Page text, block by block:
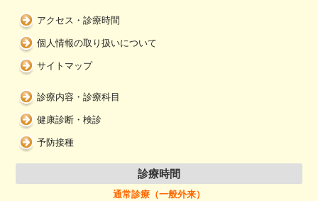
アクセス・診療時間
個人情報の取り扱いについて
サイトマップ
診療内容・診療科目
健康診断・検診
予防接種
診療時間
通常診療（一般外来）